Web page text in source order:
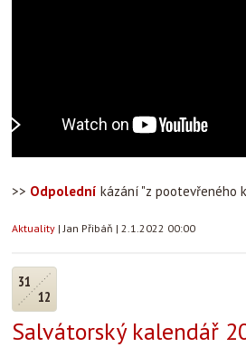
>> Odpolední kázání "z pootevřeného
Aktuality |Jan Přibáň | 2.1.2022 00:00
31
12
Salvátorský kalendář